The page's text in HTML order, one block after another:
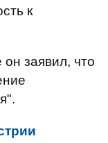
к
заявил, что